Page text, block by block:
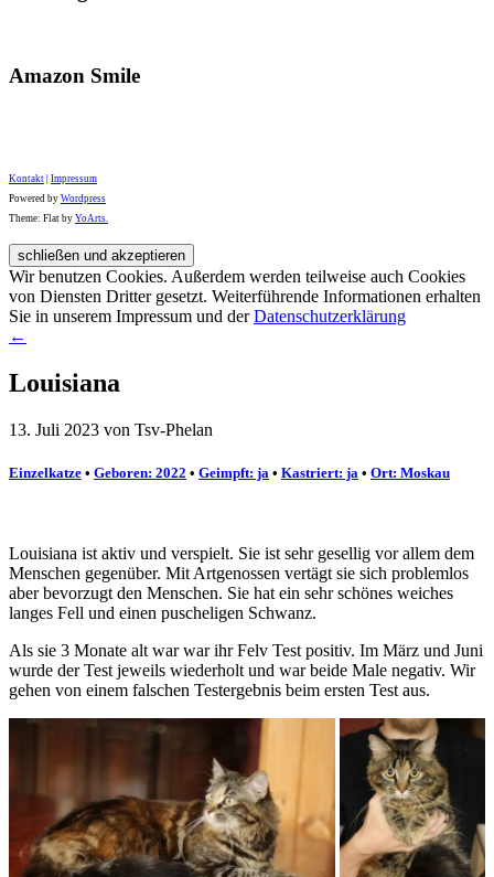
Amazon Smile
Kontakt Impressum
Powered by Wordpress
Theme: Flat by YoArts.
Wir benutzen Cookies. Außerdem werden teilweise auch Cookies
von Diensten Dritter gesetzt. Weiterführende Informationen erhalten
Sie in unserem Impressum und derDatenschutzerklärung
←
Louisiana
13. Juli 2023 von Tsv-Phelan
Einzelkatze • Geboren: 2022 • Geimpft: ja • Kastriert: ja • Ort: Moskau
Louisiana ist aktiv und verspielt. Sie ist sehr gesellig vor allem dem
Menschen gegenüber. Mit Artgenossen vertägt sie sich problemlos
aber bevorzugt den Menschen. Sie hat ein sehr schönes weiches
langes Fell und einen puscheligen Schwanz.
Als sie 3 Monate alt war war ihr Felv Test positiv. Im März und Juni
wurde der Test jeweils wiederholt und war beide Male negativ. Wir
gehen von einem falschen Testergebnis beim ersten Test aus.